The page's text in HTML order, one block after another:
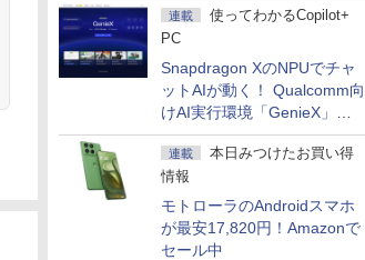
連載
使ってわかるCopilot+
PC
Snapdragon XのNPUでチャ
ットAIが動く！ Qualcomm向
けAI実行環境「GenieX」を
試してみた
連載
本日みつけたお買い得
情報
モトローラのAndroidスマホ
が最安17,820円！Amazonで
セール中